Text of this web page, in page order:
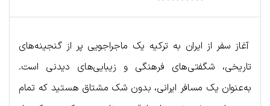
آغاز سفر از ایران به ترکیه یک ماجراجویی پر از گنجینه‌های
تاریخی، شگفتی‌های فرهنگی و زیبایی‌های دیدنی است.
به‌عنوان یک مسافر ایرانی، بدون شک مشتاق هستید که تمام